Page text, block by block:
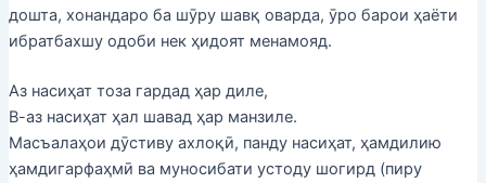
дошта, хонандаро ба шӯру шавқ оварда, ӯро барои ҳаёти
ибратбахшу одоби нек ҳидоят менамояд.
Аз насиҳат тоза гардад ҳар диле,
В-аз насиҳат ҳал шавад ҳар манзиле.
Масъалаҳои дӯстиву ахлоқӣ, панду насиҳат, ҳамдилию
ҳамдигарфаҳмӣ ва муносибати устоду шогирд (пиру